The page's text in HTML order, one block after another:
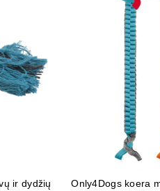
ir dydžių Only4Dogs koera